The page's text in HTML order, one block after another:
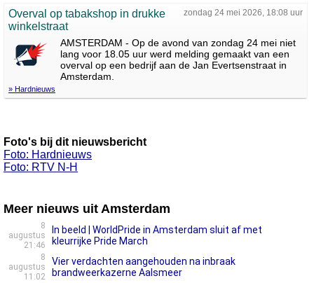
zondag 24 mei 2026, 18:08 uur
Overval op tabakshop in drukke
winkelstraat
AMSTERDAM - Op de avond van zondag 24 mei niet
lang voor 18.05 uur werd melding gemaakt van een
overval op een bedrijf aan de Jan Evertsenstraat in
Amsterdam.
» Hardnieuws
Foto's bij dit nieuwsbericht
Foto: Hardnieuws
Foto: RTV N-H
Meer nieuws uit Amsterdam
8
augustus
21:46
In beeld | WorldPride in Amsterdam sluit af met
kleurrijke Pride March
8
augustus
11:02
Vier verdachten aangehouden na inbraak
brandweerkazerne Aalsmeer